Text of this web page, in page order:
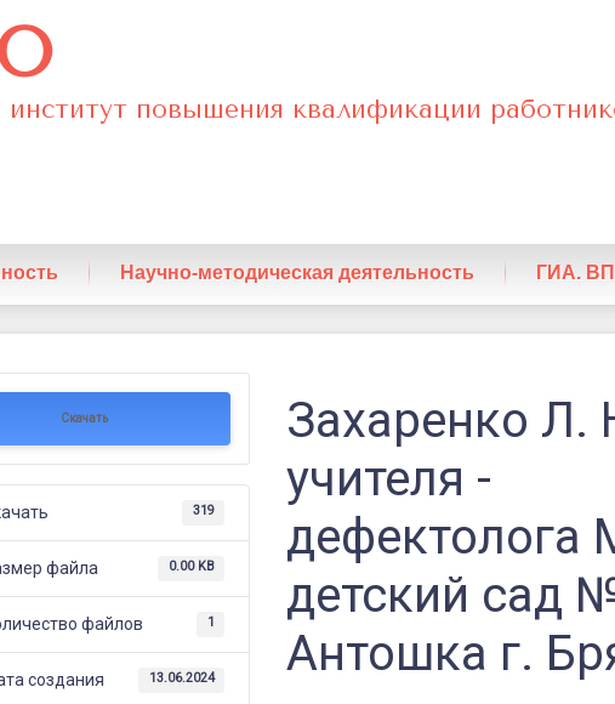
повышения квалификации
Научно-методическая деятельность ГИА.
Скачать
319
файла 0.00 KB
файлов 1
создания 13.06.2024
Захаренко Л.
учителя -
детский сад
Антошка г.